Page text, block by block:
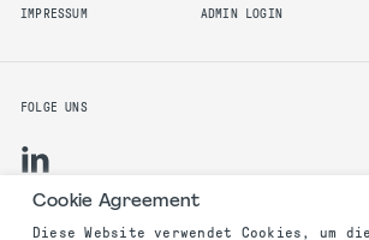
IMPRESSUM ADMIN LOGIN
FOLGE UNS
Cookie Agreement
Diese Website verwendet Cookies, um